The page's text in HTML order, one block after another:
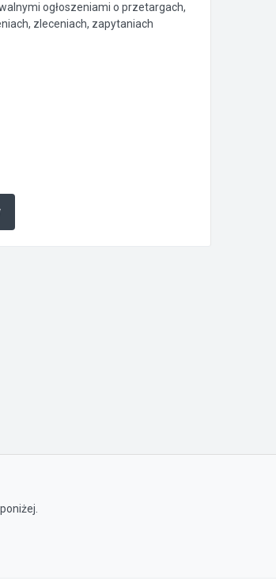
ogłoszeniami o przetargach,
zleceniach, zapytaniach